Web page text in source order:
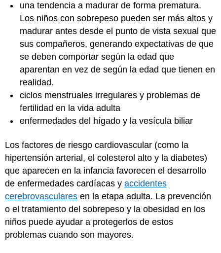
una tendencia a madurar de forma prematura.
Los niños con sobrepeso pueden ser más altos y
madurar antes desde el punto de vista sexual que
sus compañeros, generando expectativas de que
se deben comportar según la edad que
aparentan en vez de según la edad que tienen en
realidad.
ciclos menstruales irregulares y problemas de
fertilidad en la vida adulta
enfermedades del hígado y la vesícula biliar
Los factores de riesgo cardiovascular (como la
hipertensión arterial, el colesterol alto y la diabetes)
que aparecen en la infancia favorecen el desarrollo
de enfermedades cardíacas y accidentes
cerebrovasculares en la etapa adulta. La prevención
o el tratamiento del sobrepeso y la obesidad en los
niños puede ayudar a protegerlos de estos
problemas cuando son mayores.